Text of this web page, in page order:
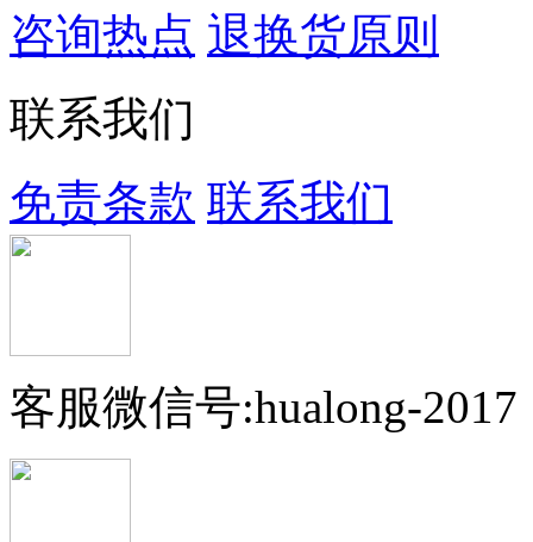
咨询热点 退换货原则
联系我们
免责条款 联系我们
客服微信号:hualong-2017